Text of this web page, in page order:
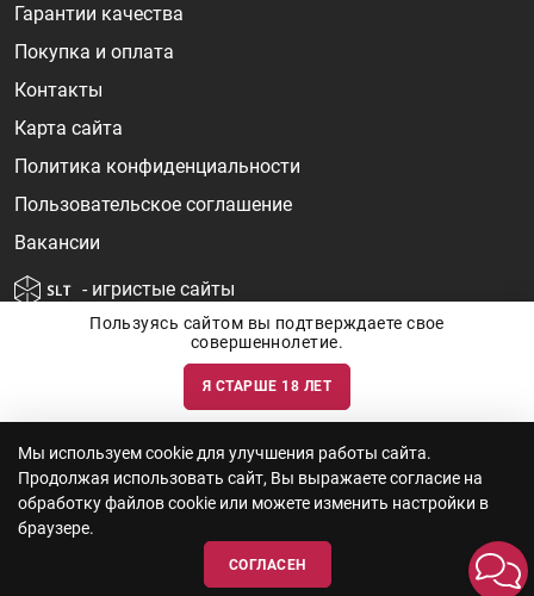
Гарантии качества
Покупка и оплата
Контакты
Карта сайта
Политика конфиденциальности
Пользовательское соглашение
Вакансии
- игристые сайты
Информация о ценах и наличии товаров носит ознакомительный
характер и может быть не точной. Цены на импортные товары особенно
актуальности наличия товаров и цен вы так же можете уточнить по
телефону+7 (812) 715 06-66с 11-22 ежедневно.
ООО "Винум" ИНН 7814473915, Лицензия на торговлю алкоголем: №
серия 78АА №0012735, регистрационный номер 78РПА000752 от
12.10.2023 действует по 11.10.2028
Пользуясь сайтом вы подтверждаете свое
совершеннолетие.
Я СТАРШЕ 18 ЛЕТ
Мы используем cookie для улучшения работы сайта.
Продолжая использовать сайт, Вы выражаете согласие на
обработку файлов cookie или можете изменить настройки в
браузере.
СОГЛАСЕН